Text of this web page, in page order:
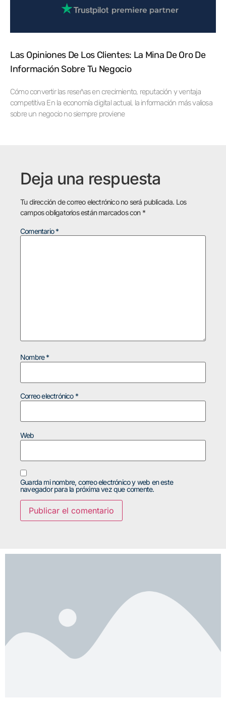
Las Opiniones De Los Clientes: La Mina De Oro De
Información Sobre Tu Negocio
Cómo convertir las reseñas en crecimiento, reputación y ventaja
competitiva En la economía digital actual, la información más valiosa
sobre un negocio no siempre proviene
Deja una respuesta
Tu dirección de correo electrónico no será publicada. Los
campos obligatorios están marcados con *
Comentario*
Nombre*
Correo electrónico *
Web
Guarda mi nombre, correo electrónico y web en este
navegador para la próxima vez que comente.